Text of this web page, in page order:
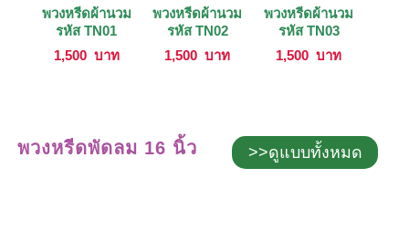
พวงหรีดผ้านวม
รหัส TN01
1,500 บาท
พวงหรีดผ้านวม
รหัส TN02
1,500 บาท
พวงหรีดผ้านวม
รหัส TN03
1,500 บาท
พวงหรีดพัดลม 16 นิ้ว >>ดูแบบทั้งหมด